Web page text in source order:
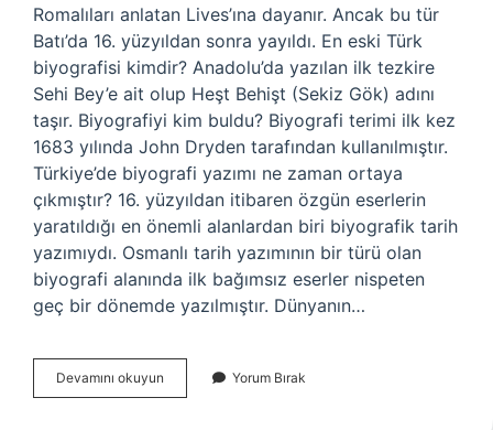
Romalıları anlatan Lives’ına dayanır. Ancak bu tür
Batı’da 16. yüzyıldan sonra yayıldı. En eski Türk
biyografisi kimdir? Anadolu’da yazılan ilk tezkire
Sehi Bey’e ait olup Heşt Behişt (Sekiz Gök) adını
taşır. Biyografiyi kim buldu? Biyografi terimi ilk kez
1683 yılında John Dryden tarafından kullanılmıştır.
Türkiye’de biyografi yazımı ne zaman ortaya
çıkmıştır? 16. yüzyıldan itibaren özgün eserlerin
yaratıldığı en önemli alanlardan biri biyografik tarih
yazımıydı. Osmanlı tarih yazımının bir türü olan
biyografi alanında ilk bağımsız eserler nispeten
geç bir dönemde yazılmıştır. Dünyanın…
Devamını okuyun
Eski
Yorum Bırak